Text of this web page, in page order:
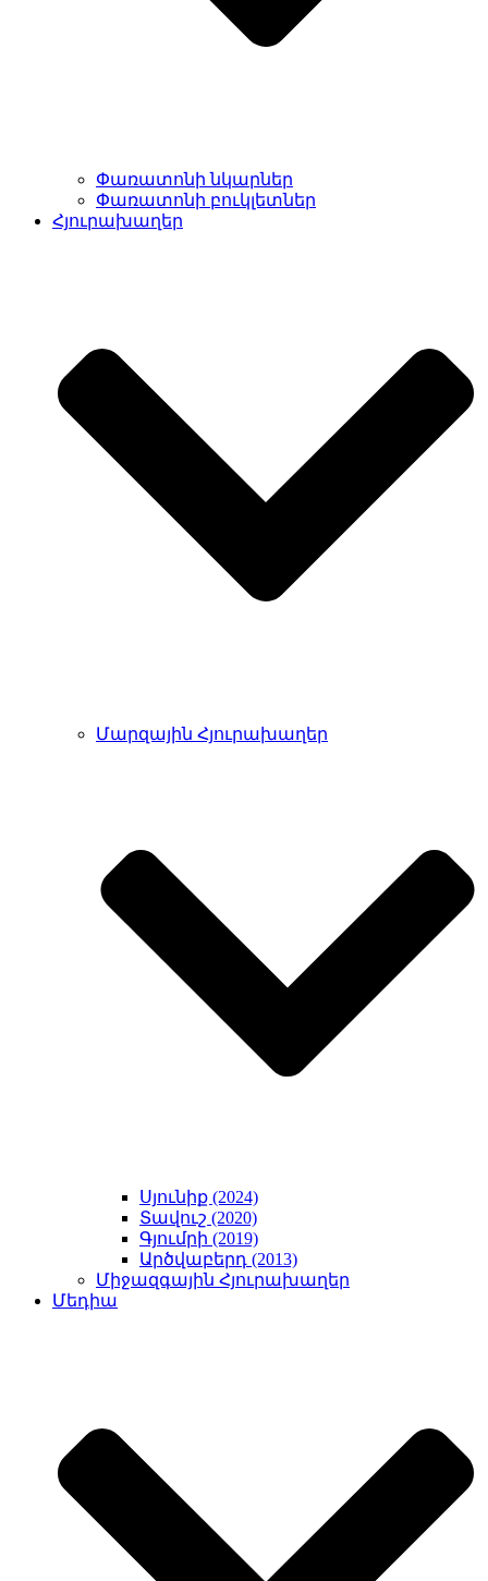
Փառատոնի նկարներ
Փառատոնի բուկլետներ
Հյուրախաղեր
Մարզային Հյուրախաղեր
Սյունիք (2024)
Տավուշ (2020)
Գյումրի (2019)
Արծվաբերդ (2013)
Միջազգային Հյուրախաղեր
Մեդիա